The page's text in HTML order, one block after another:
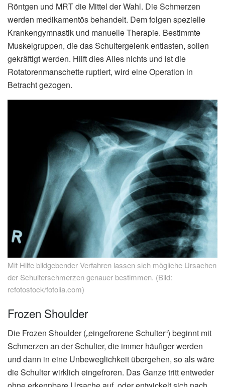
Röntgen und MRT die Mittel der Wahl. Die Schmerzen
werden medikamentös behandelt. Dem folgen spezielle
Krankengymnastik und manuelle Therapie. Bestimmte
Muskelgruppen, die das Schultergelenk entlasten, sollen
gekräftigt werden. Hilft dies Alles nichts und ist die
Rotatorenmanschette ruptiert, wird eine Operation in
Betracht gezogen.
Mit Hilfe bildgebender Verfahren lassen sich mögliche Ursachen
der Schulterschmerzen genauer bestimmen. (Bild:
rcfotostock/fotolia.com)
Frozen Shoulder
Die Frozen Shoulder („eingefrorene Schulter“) beginnt mit
Schmerzen an der Schulter, die immer häufiger werden
und dann in eine Unbeweglichkeit übergehen, so als wäre
die Schulter wirklich eingefroren. Das Ganze tritt entweder